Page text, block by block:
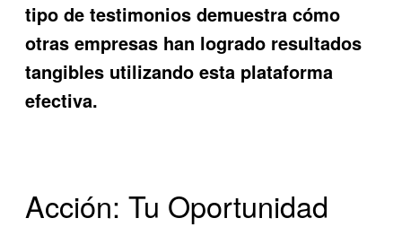
tipo de testimonios demuestra cómo
otras empresas han logrado resultados
tangibles utilizando esta plataforma
efectiva.
Acción: Tu Oportunidad